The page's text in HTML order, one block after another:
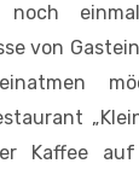
von
Kaffee